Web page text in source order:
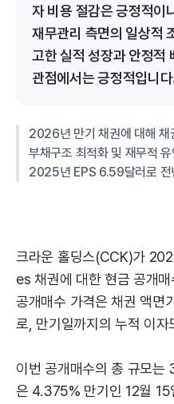
자 비용 절감은 긍정적이
재무관리 측면의 일상적
고한 실적 성장과 안정적
관점에서는 긍정적입니
2026년 만기 채권에 대해
부채구조 최적화 및 재무적
2025년 EPS 6.59달러로
크라운 홀딩스(CCK)가
es 채권에 대한 현금 공개
공개매수 가격은 채권 액
로, 만기일까지의 누적 이자
이번 공개매수의 총 규모는
은 4.375% 만기인 12월 15